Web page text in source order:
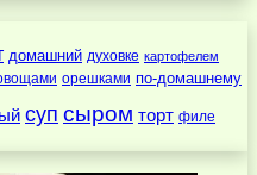
домашний духовке картофелем
орешками по-домашнему
суп сыром торт филе